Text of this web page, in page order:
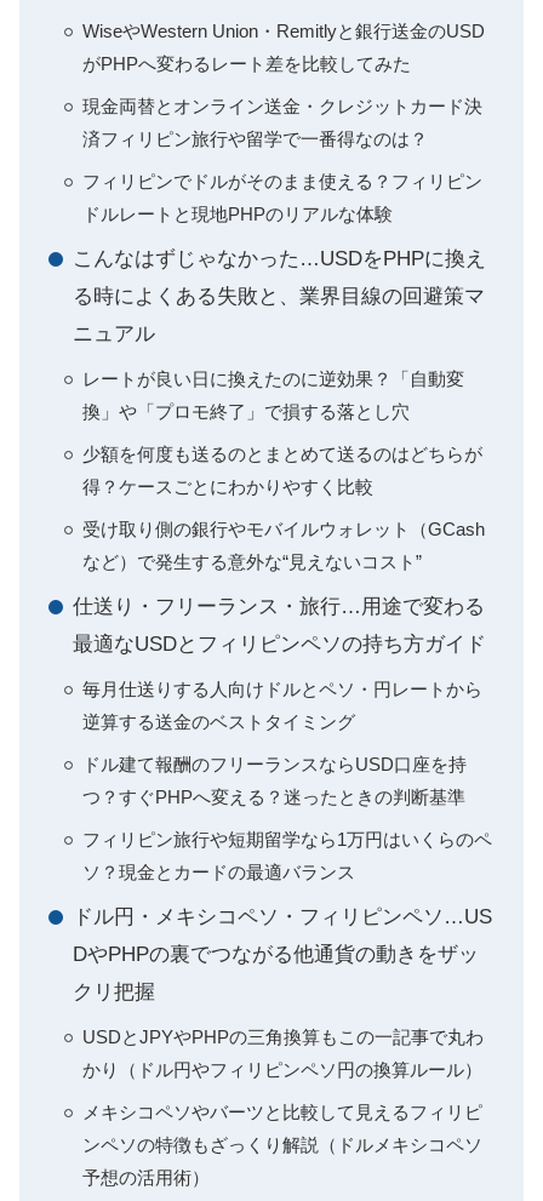
WiseやWestern Union・Remitlyと銀行送金のUSD
がPHPへ変わるレート差を比較してみた
現金両替とオンライン送金・クレジットカード決
済フィリピン旅行や留学で一番得なのは？
フィリピンでドルがそのまま使える？フィリピン
ドルレートと現地PHPのリアルな体験
こんなはずじゃなかった…USDをPHPに換え
る時によくある失敗と、業界目線の回避策マ
ニュアル
レートが良い日に換えたのに逆効果？「自動変
換」や「プロモ終了」で損する落とし穴
少額を何度も送るのとまとめて送るのはどちらが
得？ケースごとにわかりやすく比較
受け取り側の銀行やモバイルウォレット（GCash
など）で発生する意外な“見えないコスト”
仕送り・フリーランス・旅行…用途で変わる
最適なUSDとフィリピンペソの持ち方ガイド
毎月仕送りする人向けドルとペソ・円レートから
逆算する送金のベストタイミング
ドル建て報酬のフリーランスならUSD口座を持
つ？すぐPHPへ変える？迷ったときの判断基準
フィリピン旅行や短期留学なら1万円はいくらのペ
ソ？現金とカードの最適バランス
ドル円・メキシコペソ・フィリピンペソ…US
DやPHPの裏でつながる他通貨の動きをザッ
クリ把握
USDとJPYやPHPの三角換算もこの一記事で丸わ
かり（ドル円やフィリピンペソ円の換算ルール）
メキシコペソやバーツと比較して見えるフィリピ
ンペソの特徴もざっくり解説（ドルメキシコペソ
予想の活用術）